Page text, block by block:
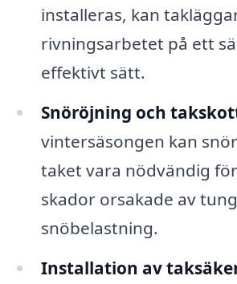
installeras, kan
rivningsarbetet på ett
effektivt sätt.
Snöröjning och
vintersäsongen kan
taket vara nödvändig
skador orsakade av tung
snöbelastning.
Installation av